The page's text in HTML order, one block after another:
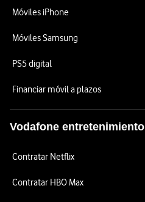
Móviles iPhone
Móviles Samsung
PS5 digital
Financiar móvil a plazos
Vodafone entretenimiento
Contratar Netflix
Contratar HBO Max